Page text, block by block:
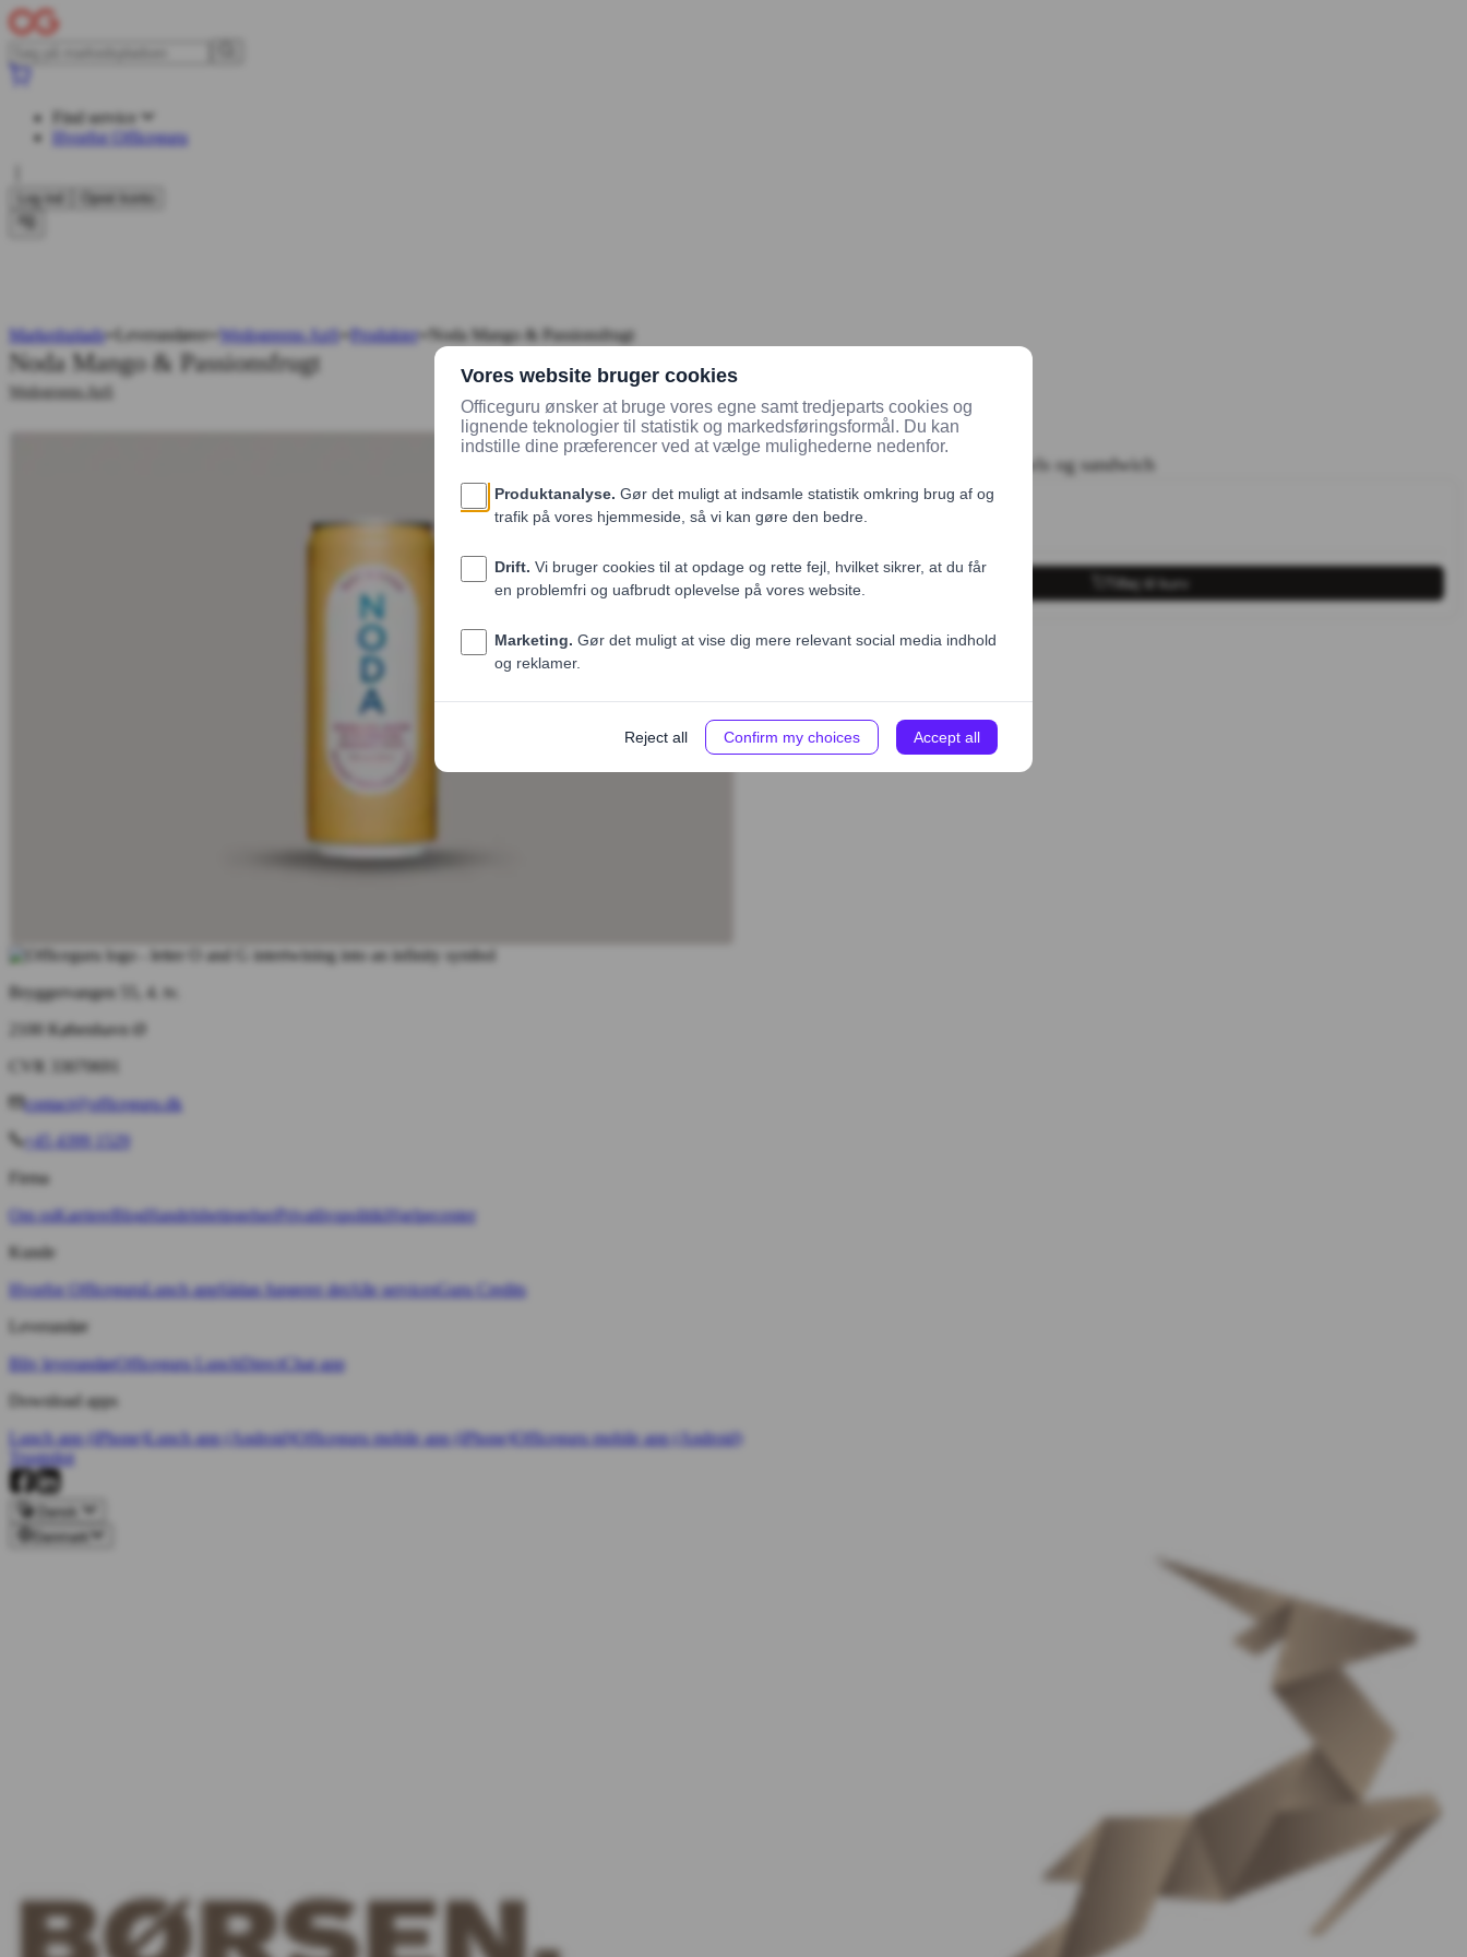
Find service
Hvorfor Officeguru
Log ind Opret konto
Markedsplads Leverandører Wedogreens ApS Produkter Noda Mango & Passionsfrugt
Noda Mango & Passionsfrugt
Wedogreens ApS
Sælges kun som tilkøb til salater, bowls og sandwich
Pris (ekskl. moms)
28,00 DKK
1 Tilføj til kurv
Bryggervangen 55, 4. tv.
2100 København Ø
CVR 33070691
contact@officeguru.dk
+45 4399 1529
Firma
Om osKarriereBlogHandelsbetingelserPrivatlivspolitikHjælpecenter
Kunde
Hvorfor OfficeguruLunch appSådan fungerer detAlle servicesGuru Credits
Leverandør
Bliv leverandørOfficeguru LunchDirectChat app
Download apps
Lunch app (iPhone)Lunch app (Android)Officeguru mobile app (iPhone)Officeguru mobile app (Android)
Trustpilot
Dansk
Danmark